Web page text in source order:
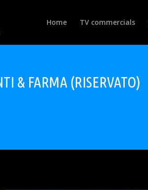
Home TV commercials
& FARMA (RISERVATO)